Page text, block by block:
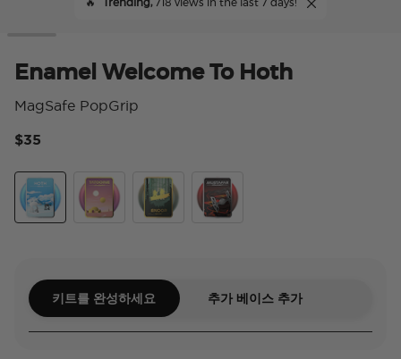
🔥 Trending,718 views in the last 7 days!
Enamel Welcome To Hoth
MagSafe PopGrip
$35
키트를 완성하세요 추가 베이스 추가